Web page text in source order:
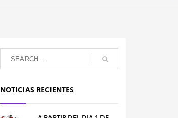
NOTICIAS RECIENTES